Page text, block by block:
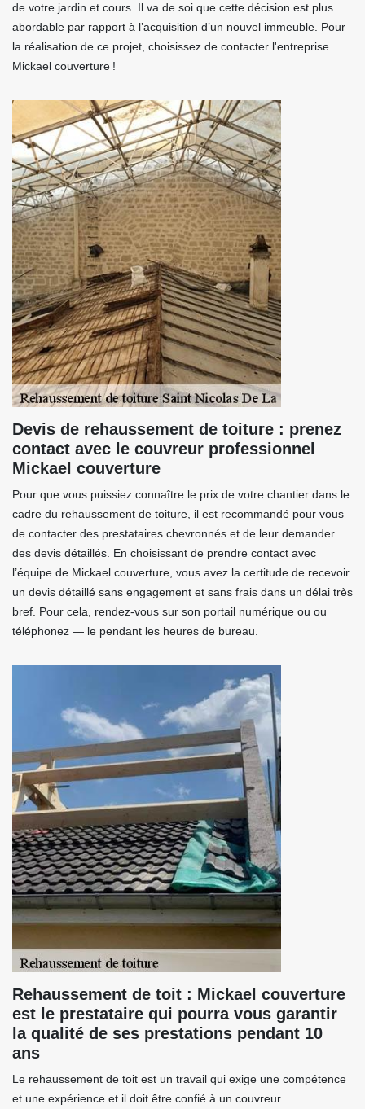
de votre jardin et cours. Il va de soi que cette décision est plus
abordable par rapport à l’acquisition d’un nouvel immeuble. Pour
la réalisation de ce projet, choisissez de contacter l'entreprise
Mickael couverture !
Devis de rehaussement de toiture : prenez
contact avec le couvreur professionnel
Mickael couverture
Pour que vous puissiez connaître le prix de votre chantier dans le
cadre du rehaussement de toiture, il est recommandé pour vous
de contacter des prestataires chevronnés et de leur demander
des devis détaillés. En choisissant de prendre contact avec
l’équipe de Mickael couverture, vous avez la certitude de recevoir
un devis détaillé sans engagement et sans frais dans un délai très
bref. Pour cela, rendez-vous sur son portail numérique ou ou
téléphonez — le pendant les heures de bureau.
Rehaussement de toit : Mickael couverture
est le prestataire qui pourra vous garantir
la qualité de ses prestations pendant 10
ans
Le rehaussement de toit est un travail qui exige une compétence
et une expérience et il doit être confié à un couvreur